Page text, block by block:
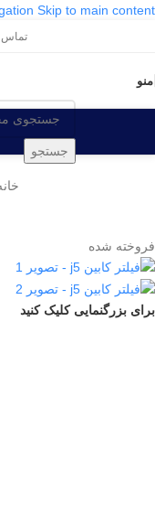
Skip to main content
تماس با
منو
جستجو
فروخته شده
برای بزرگنمایی کلیک کنید